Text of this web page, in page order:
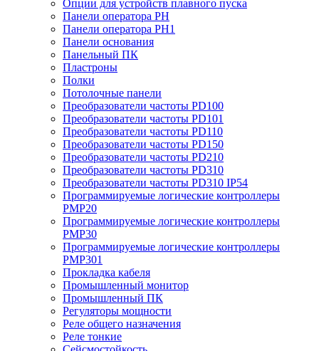
Опции для устройств плавного пуска
Панели оператора PH
Панели оператора PH1
Панели основания
Панельный ПК
Пластроны
Полки
Потолочные панели
Преобразователи частоты PD100
Преобразователи частоты PD101
Преобразователи частоты PD110
Преобразователи частоты PD150
Преобразователи частоты PD210
Преобразователи частоты PD310
Преобразователи частоты PD310 IP54
Программируемые логические контроллеры
PMP20
Программируемые логические контроллеры
PMP30
Программируемые логические контроллеры
PMP301
Прокладка кабеля
Промышленный монитор
Промышленный ПК
Регуляторы мощности
Реле общего назначения
Реле тонкие